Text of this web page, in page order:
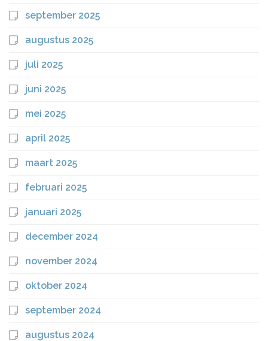
september 2025
augustus 2025
juli 2025
juni 2025
mei 2025
april 2025
maart 2025
februari 2025
januari 2025
december 2024
november 2024
oktober 2024
september 2024
augustus 2024